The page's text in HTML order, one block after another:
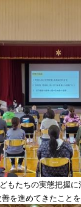
もたちの実態把握
を進めてきたことを